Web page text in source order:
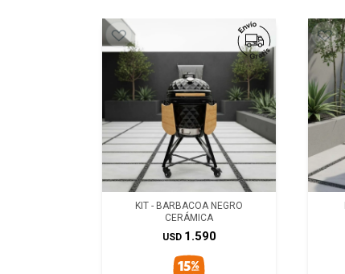
KIT - BARBACOA NEGRO
CERÁMICA
USD 1.590